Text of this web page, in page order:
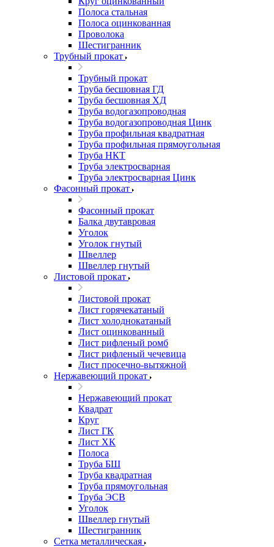
Полоса стальная
Полоса оцинкованная
Проволока
Шестигранник
Трубный прокат
Трубный прокат
Труба бесшовная ГД
Труба бесшовная ХД
Труба водогазопроводная
Труба водогазопроводная Цинк
Труба профильная квадратная
Труба профильная прямоугольная
Труба НКТ
Труба электросварная
Труба электросварная Цинк
Фасонный прокат
Фасонный прокат
Балка двутавровая
Уголок
Уголок гнутый
Швеллер
Швеллер гнутый
Листовой прокат
Листовой прокат
Лист горячекатаный
Лист холоднокатаный
Лист оцинкованный
Лист рифленый ромб
Лист рифленый чечевица
Лист просечно-вытяжной
Нержавеющий прокат
Нержавеющий прокат
Квадрат
Круг
Лист ГК
Лист ХК
Полоса
Труба БШ
Труба квадратная
Труба прямоугольная
Труба ЭСВ
Уголок
Швеллер гнутый
Шестигранник
Сетка металлическая